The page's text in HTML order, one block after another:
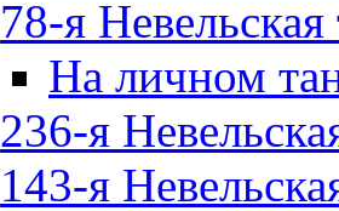
78-я Невельская
На личном
236-я
143-я